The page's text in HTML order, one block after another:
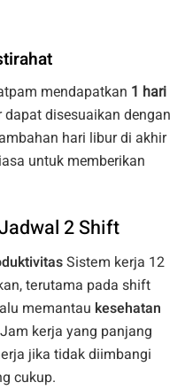
mendapatkan 1 hari
disesuaikan dengan
hari libur di akhir
untuk memberikan
2 Shift
Sistem kerja 12
terutama pada shift
memantau kesehatan
kerja yang panjang
jika tidak diimbangi
cukup.